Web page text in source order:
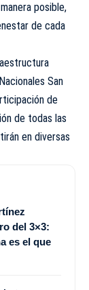
posible,
de cada
San
de
de todas las
en diversas
del 3×3:
es el que